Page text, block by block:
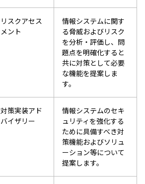
リスクアセス
メント
情報システムに関す
る脅威およびリスク
を分析・評価し、問
題点を明確化すると
共に対策として必要
な機能を提案しま
す。
対策実装アド
バイザリー
情報システムのセキ
ュリティを強化する
ために具備すべき対
策機能およびソリュ
ーション等について
提案します。